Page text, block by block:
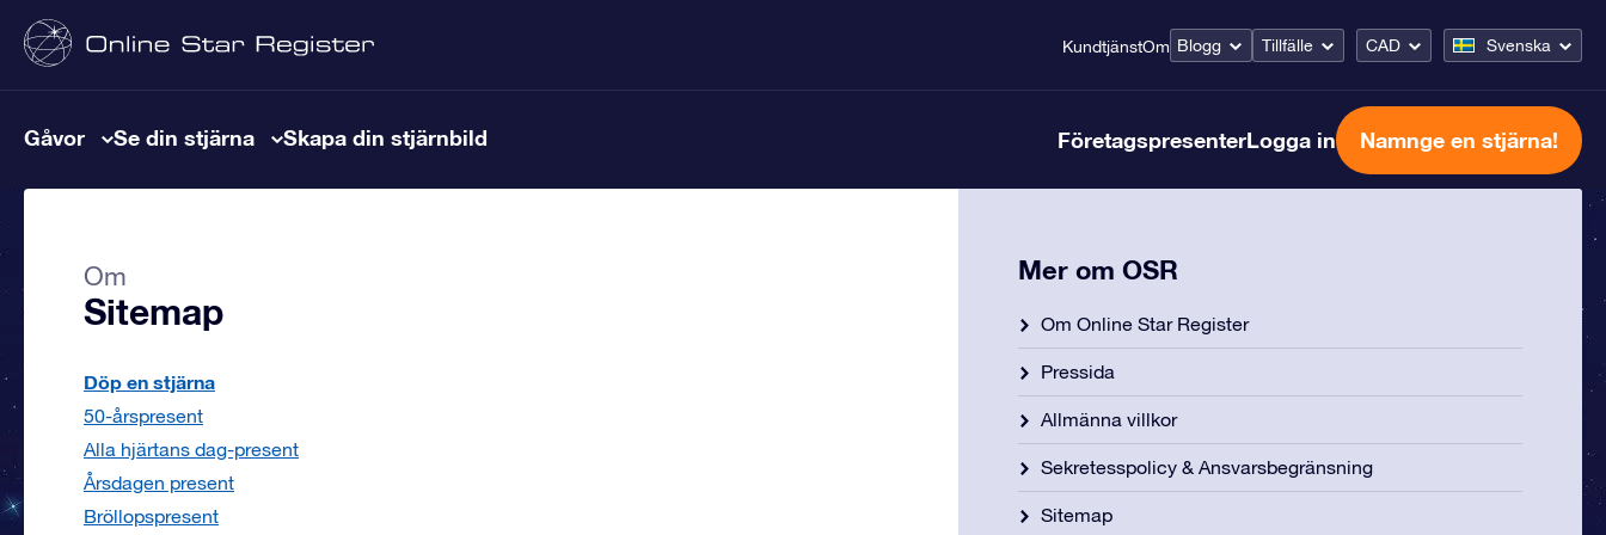
KundtjänstOm Blogg Tillfälle CAD Svenska
Gåvor Se din stjärna Skapa din stjärnbild FöretagspresenterLogga in Namnge en stjärna!
Om
Sitemap
Döp en stjärna
50-årspresent
Alla hjärtans dag-present
Årsdagen present
Bröllopspresent
Mer om OSR
Om Online Star Register
Pressida
Allmänna villkor
Sekretesspolicy & Ansvarsbegränsning
Sitemap